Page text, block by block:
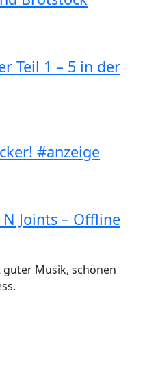
Teil 1 – 5 in der
#anzeige
Joints – Offline
Musik, schönen